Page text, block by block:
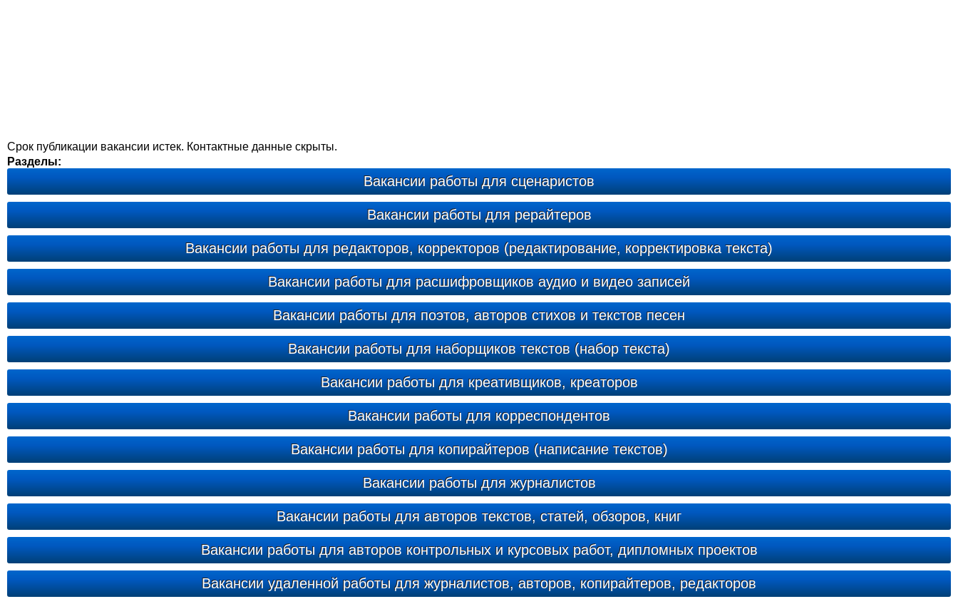
Срок публикации вакансии истек. Контактные данные скрыты.
Разделы:
Вакансии работы для сценаристов
Вакансии работы для рерайтеров
Вакансии работы для редакторов, корректоров (редактирование, корректировка текста)
Вакансии работы для расшифровщиков аудио и видео записей
Вакансии работы для поэтов, авторов стихов и текстов песен
Вакансии работы для наборщиков текстов (набор текста)
Вакансии работы для креативщиков, креаторов
Вакансии работы для корреспондентов
Вакансии работы для копирайтеров (написание текстов)
Вакансии работы для журналистов
Вакансии работы для авторов текстов, статей, обзоров, книг
Вакансии работы для авторов контрольных и курсовых работ, дипломных проектов
Вакансии удаленной работы для журналистов, авторов, копирайтеров, редакторов